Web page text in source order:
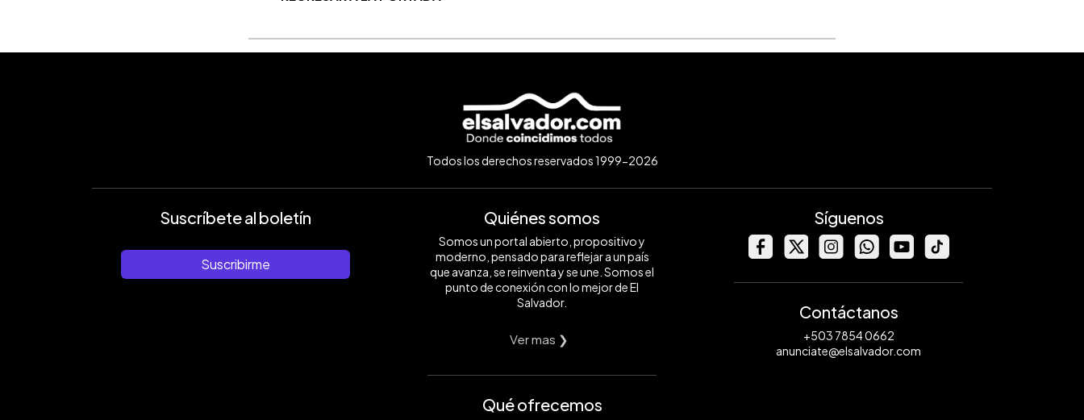
Todos los derechos reservados 1999-2026
Suscríbete al boletín
Suscribirme
Quiénes somos
Somos un portal abierto, propositivo y
moderno, pensado para reflejar a un país
que avanza, se reinventa y se une. Somos el
punto de conexión con lo mejor de El
Salvador.
Ver mas ❯
Qué ofrecemos
Síguenos
Contáctanos
+503 7854 0662
anunciate@elsalvador.com